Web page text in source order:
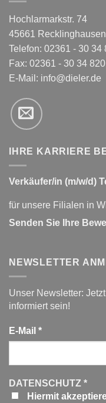
Hochlarmarkstr. 74
45661 Recklinghausen
Telefon: 02361 - 30 34
Fax: 02361 - 30 34 820
E-Mail: info@dieler.de
IHRE KARRIERE
Verkäufer/in (m/w/d)
für unsere Filialen in
Senden Sie Ihre
NEWSLETTER
Unser Newsletter:
informiert sein!
E-Mail *
DATENSCHUTZ *
Hiermit